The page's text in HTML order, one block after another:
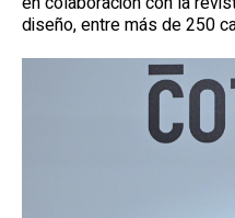
diseño, entre más de 250